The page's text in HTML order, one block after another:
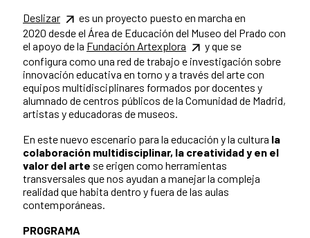
Deslizar
es un proyecto puesto en marcha en
2020 desde el Área de Educación del Museo del Prado con
el apoyo de la Fundación Artexplora
y que se
configura como una red de trabajo e investigación sobre
innovación educativa en torno y a través del arte con
equipos multidisciplinares formados por docentes y
alumnado de centros públicos de la Comunidad de Madrid,
artistas y educadoras de museos.
En este nuevo escenario para la educación y la cultura la
colaboración multidisciplinar, la creatividady en el
valor del arte se erigen como herramientas
transversales que nos ayudan a manejar la compleja
realidad que habita dentro y fuera de las aulas
contemporáneas.
PROGRAMA